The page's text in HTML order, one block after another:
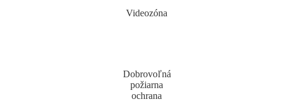
Videozóna
Dobrovoľná
požiarna
ochrana